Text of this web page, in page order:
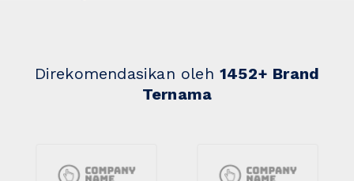
Direkomendasikan oleh1452+ Brand
Ternama